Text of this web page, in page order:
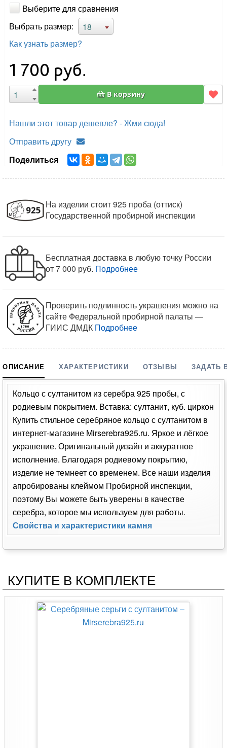
Выберите для сравнения
Выбрать размер:
18
Как узнать размер?
1 700 руб.
В корзину
Нашли этот товар дешевле? - Жми сюда!
Отправить другу
Поделиться
На изделии стоит 925 проба (оттиск)
Государственной пробирной инспекции
Бесплатная доставка в любую точку России
от 7 000 руб. Подробнее
Проверить подлинность украшения можно на
сайте Федеральной пробирной палаты —
ГИИС ДМДК Подробнее
ОПИСАНИЕ ХАРАКТЕРИСТИКИ ОТЗЫВЫ ЗАДАТЬ
Кольцо с султанитом из серебра 925 пробы, с
родиевым покрытием. Вставка: султанит, куб. циркон
Купить стильное серебряное кольцо с султанитом в
интернет-магазине Mirserebra925.ru. Яркое и лёгкое
украшение. Оригинальный дизайн и аккуратное
исполнение. Благодаря родиевому покрытию,
изделие не темнеет со временем. Все наши изделия
апробированы клеймом Пробирной инспекции,
поэтому Вы можете быть уверены в качестве
серебра, которое мы используем для работы.
Свойства и характеристики камня
КУПИТЕ В КОМПЛЕКТЕ